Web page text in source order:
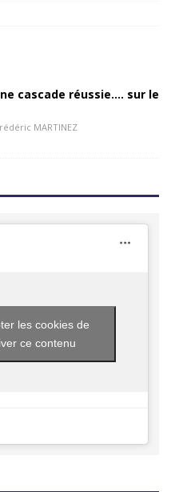
cascade réussie…. sur le
MARTINEZ
les cookies de
ce contenu